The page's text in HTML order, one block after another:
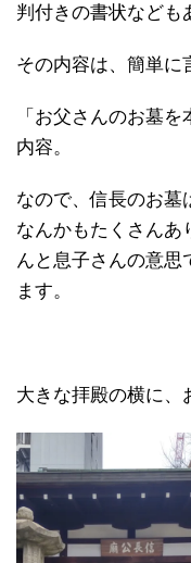
判付きの書状なども
その内容は、簡単に
「お父さんのお墓
内容。
なので、信長のお墓
なんかもたくさんあ
んと息子さんの意思
ます。
大きな拝殿の横に、